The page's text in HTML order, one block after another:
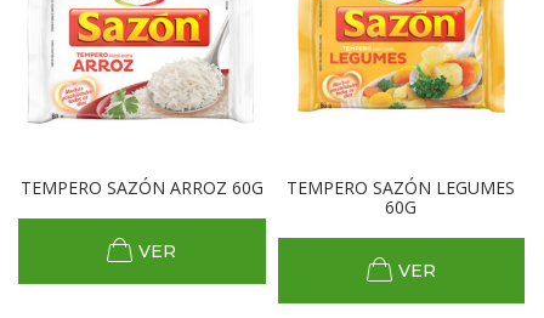
TEMPERO SAZÓN ARROZ 60G
VER
TEMPERO SAZÓN LEGUMES
60G
VER